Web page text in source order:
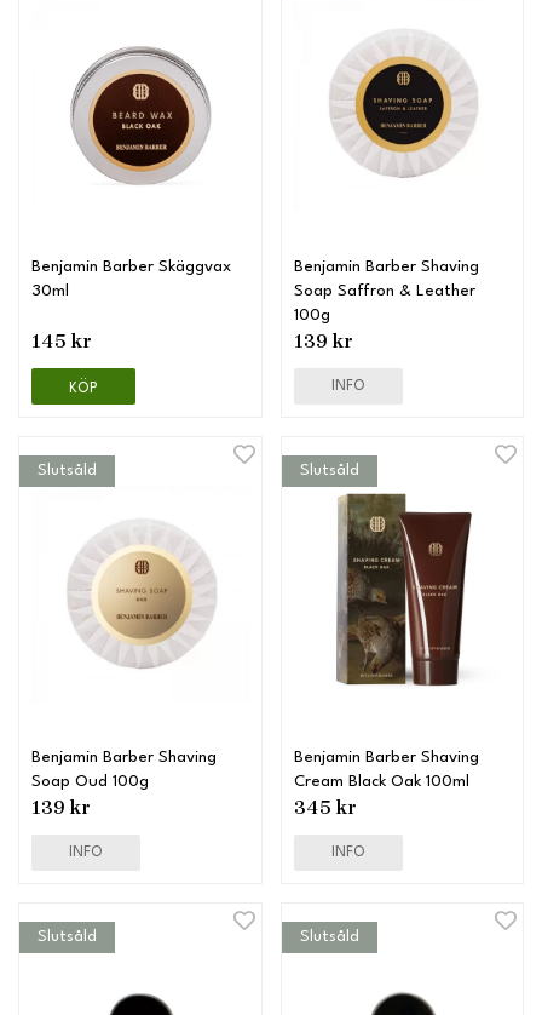
Benjamin Barber Skäggvax
30ml
145 kr
KÖP
Benjamin Barber Shaving
Soap Saffron & Leather
100g
139 kr
INFO
Slutsåld
Benjamin Barber Shaving
Soap Oud 100g
139 kr
INFO
Slutsåld
Benjamin Barber Shaving
Cream Black Oak 100ml
345 kr
INFO
Slutsåld Slutsåld